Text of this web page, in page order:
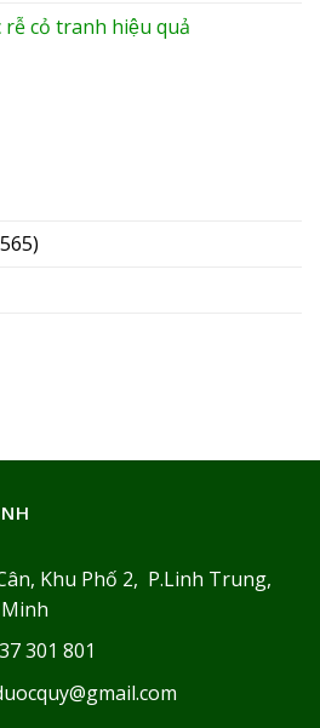
rễ cỏ tranh hiệu quả
Khu Phố 2, P.Linh Trung,
301 801